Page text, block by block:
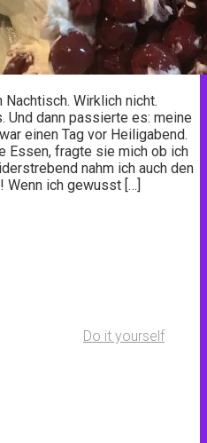
Wirklich nicht.
Und dann passierte es: meine
einen Tag vor Heiligabend.
Essen, fragte sie mich ob ich
nahm ich auch den
Wenn ich gewusst […]
Do it yourself